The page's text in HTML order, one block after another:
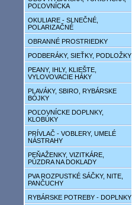
POĽOVNÍCKA
OKULIARE - SLNEČNÉ,
POLARIZAČNÉ
OBRANNÉ PROSTRIEDKY
PODBERÁKY, SIEŤKY, PODLOŽKY
PEANY, IHLY, KLIEŠTE,
VYLOVOVACIE HÁKY
PLAVÁKY, SBIRO, RYBÁRSKE
BÓJKY
POĽOVNÍCKE DOPLNKY,
KLOBÚKY
PRÍVLAČ - VOBLERY, UMELÉ
NÁSTRAHY
PEŇAŽENKY, VIZITKÁRE,
PÚZDRA NA DOKLADY
PVA ROZPUSTKÉ SÁČKY, NITE,
PANČUCHY
RYBÁRSKE POTREBY - DOPLNKY